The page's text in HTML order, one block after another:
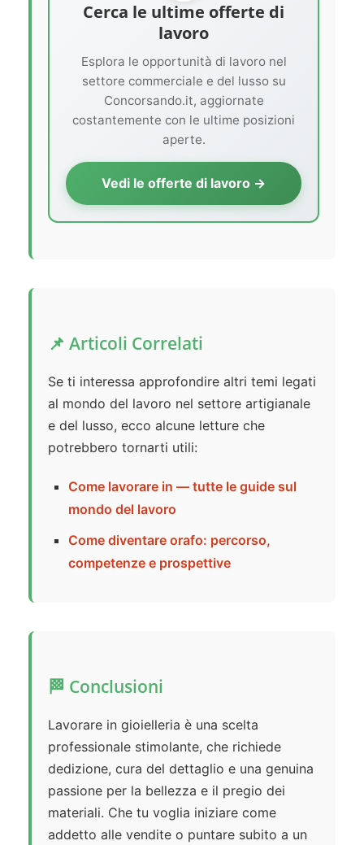
Cerca le ultime offerte di
lavoro
Esplora le opportunità di lavoro nel
settore commerciale e del lusso su
Concorsando.it, aggiornate
costantemente con le ultime posizioni
aperte.
Vedi le offerte di lavoro →
📌 Articoli Correlati
Se ti interessa approfondire altri temi legati
al mondo del lavoro nel settore artigianale
e del lusso, ecco alcune letture che
potrebbero tornarti utili:
Come lavorare in — tutte le guide sul
mondo del lavoro
Come diventare orafo: percorso,
competenze e prospettive
🏁 Conclusioni
Lavorare in gioielleria è una scelta
professionale stimolante, che richiede
dedizione, cura del dettaglio e una genuina
passione per la bellezza e il pregio dei
materiali. Che tu voglia iniziare come
addetto alle vendite o puntare subito a un